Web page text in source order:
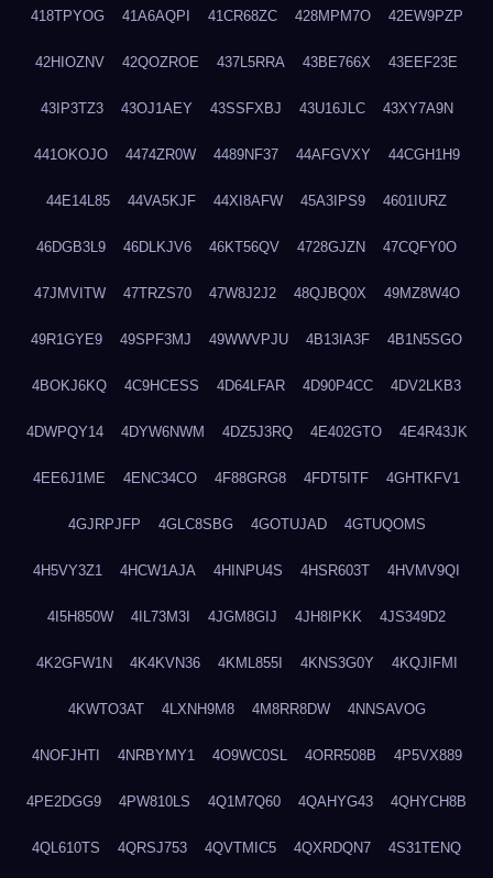
418TPYOG 41A6AQPI 41CR68ZC 428MPM7O 42EW9PZP
42HIOZNV 42QOZROE 437L5RRA 43BE766X 43EEF23E
43IP3TZ3 43OJ1AEY 43SSFXBJ 43U16JLC 43XY7A9N
441OKOJO 4474ZR0W 4489NF37 44AFGVXY 44CGH1H9
44E14L85 44VA5KJF 44XI8AFW 45A3IPS9 4601IURZ
46DGB3L9 46DLKJV6 46KT56QV 4728GJZN 47CQFY0O
47JMVITW 47TRZS70 47W8J2J2 48QJBQ0X 49MZ8W4O
49R1GYE9 49SPF3MJ 49WWVPJU 4B13IA3F 4B1N5SGO
4BOKJ6KQ 4C9HCESS 4D64LFAR 4D90P4CC 4DV2LKB3
4DWPQY14 4DYW6NWM 4DZ5J3RQ 4E402GTO 4E4R43JK
4EE6J1ME 4ENC34CO 4F88GRG8 4FDT5ITF 4GHTKFV1
4GJRPJFP 4GLC8SBG 4GOTUJAD 4GTUQOMS
4H5VY3Z1 4HCW1AJA 4HINPU4S 4HSR603T 4HVMV9QI
4I5H850W 4IL73M3I 4JGM8GIJ 4JH8IPKK 4JS349D2
4K2GFW1N 4K4KVN36 4KML855I 4KNS3G0Y 4KQJIFMI
4KWTO3AT 4LXNH9M8 4M8RR8DW 4NNSAVOG
4NOFJHTI 4NRBYMY1 4O9WC0SL 4ORR508B 4P5VX889
4PE2DGG9 4PW810LS 4Q1M7Q60 4QAHYG43 4QHYCH8B
4QL610TS 4QRSJ753 4QVTMIC5 4QXRDQN7 4S31TENQ